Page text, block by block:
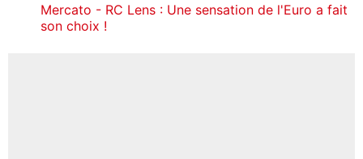
Mercato - RC Lens : Une sensation de l'Euro a fait
son choix !